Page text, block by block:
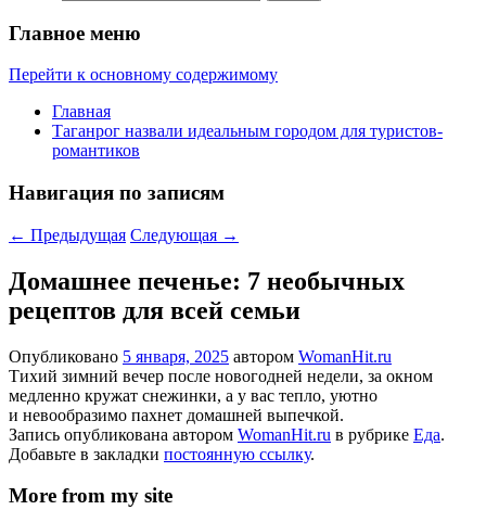
Главное меню
Перейти к основному содержимому
Главная
Таганрог назвали идеальным городом для туристов-
романтиков
Навигация по записям
← Предыдущая Следующая →
Домашнее печенье: 7 необычных
рецептов для всей семьи
Опубликовано 5 января, 2025 автором WomanHit.ru
Тихий зимний вечер после новогодней недели, за окном
медленно кружат снежинки, а у вас тепло, уютно
и невообразимо пахнет домашней выпечкой.
Запись опубликована автором WomanHit.ru в рубрике Еда.
Добавьте в закладки постоянную ссылку.
More from my site